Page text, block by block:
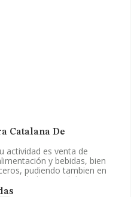
Catalana De
actividad es venta de
y bebidas, bien
pudiendo tambien en
dedicarse al deposito y
sociedad está registrada